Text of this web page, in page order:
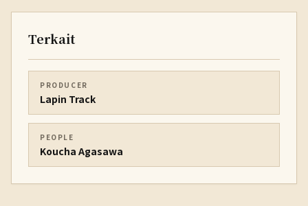
Terkait
PRODUCER
Lapin Track
PEOPLE
Koucha Agasawa